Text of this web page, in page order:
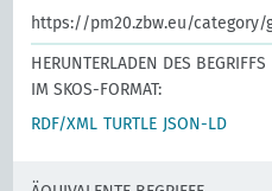
https://pm20.zbw.eu/category/
HERUNTERLADEN DES BEGRIFFS
IM SKOS-FORMAT:
RDF/XML TURTLE JSON-LD